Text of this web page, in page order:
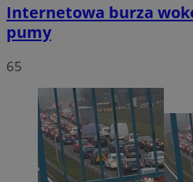
Internetowa burza
pumy
65